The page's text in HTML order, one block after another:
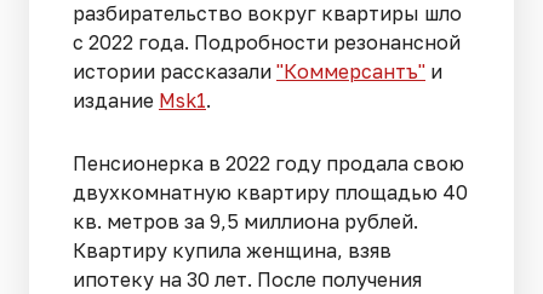
разбирательство вокруг квартиры шло
с 2022 года. Подробности резонансной
истории рассказали "Коммерсантъ" и
издание Msk1.
Пенсионерка в 2022 году продала свою
двухкомнатную квартиру площадью 40
кв. метров за 9,5 миллиона рублей.
Квартиру купила женщина, взяв
ипотеку на 30 лет. После получения